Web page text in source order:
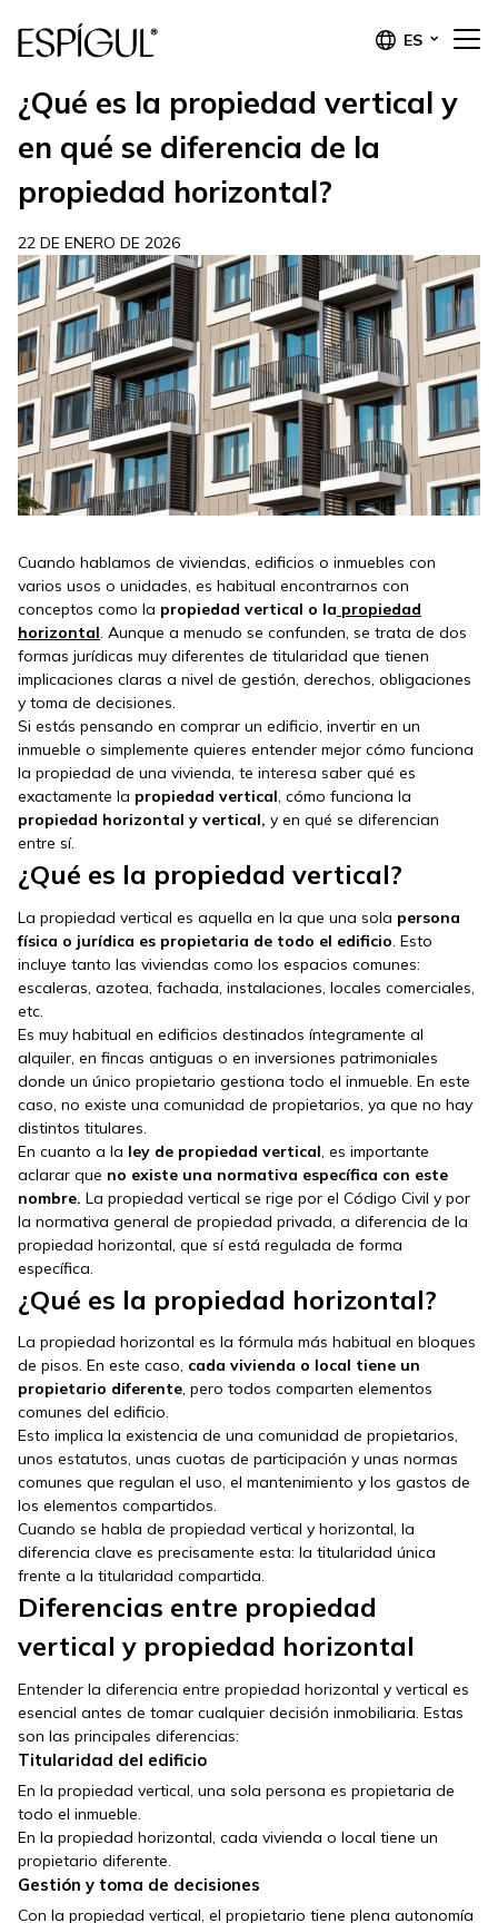
ES
¿Qué es la propiedad vertical y
en qué se diferencia de la
propiedad horizontal?
22 DE ENERO DE 2026
Cuando hablamos de viviendas, edificios o inmuebles con
varios usos o unidades, es habitual encontrarnos con
conceptos como la propiedad vertical o la propiedad
horizontal. Aunque a menudo se confunden, se trata de dos
formas jurídicas muy diferentes de titularidad que tienen
implicaciones claras a nivel de gestión, derechos, obligaciones
y toma de decisiones.
Si estás pensando en comprar un edificio, invertir en un
inmueble o simplemente quieres entender mejor cómo funciona
la propiedad de una vivienda, te interesa saber qué es
exactamente la propiedad vertical, cómo funciona la
propiedad horizontal y vertical, y en qué se diferencian
entre sí.
¿Qué es la propiedad vertical?
La propiedad vertical es aquella en la que una sola persona
física o jurídica es propietaria de todo el edificio. Esto
incluye tanto las viviendas como los espacios comunes:
escaleras, azotea, fachada, instalaciones, locales comerciales,
etc.
Es muy habitual en edificios destinados íntegramente al
alquiler, en fincas antiguas o en inversiones patrimoniales
donde un único propietario gestiona todo el inmueble. En este
caso, no existe una comunidad de propietarios, ya que no hay
distintos titulares.
En cuanto a la ley de propiedad vertical, es importante
aclarar que no existe una normativa específica con este
nombre. La propiedad vertical se rige por el Código Civil y por
la normativa general de propiedad privada, a diferencia de la
propiedad horizontal, que sí está regulada de forma
específica.
¿Qué es la propiedad horizontal?
La propiedad horizontal es la fórmula más habitual en bloques
de pisos. En este caso, cada vivienda o local tiene un
propietario diferente, pero todos comparten elementos
comunes del edificio.
Esto implica la existencia de una comunidad de propietarios,
unos estatutos, unas cuotas de participación y unas normas
comunes que regulan el uso, el mantenimiento y los gastos de
los elementos compartidos.
Cuando se habla de propiedad vertical y horizontal, la
diferencia clave es precisamente esta: la titularidad única
frente a la titularidad compartida.
Diferencias entre propiedad
vertical y propiedad horizontal
Entender la diferencia entre propiedad horizontal y vertical es
esencial antes de tomar cualquier decisión inmobiliaria. Estas
son las principales diferencias:
Titularidad del edificio
En la propiedad vertical, una sola persona es propietaria de
todo el inmueble.
En la propiedad horizontal, cada vivienda o local tiene un
propietario diferente.
Gestión y toma de decisiones
Con la propiedad vertical, el propietario tiene plena autonomía